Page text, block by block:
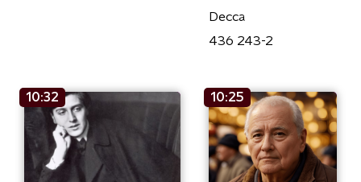
Decca
436 243-2
10:32 10:25